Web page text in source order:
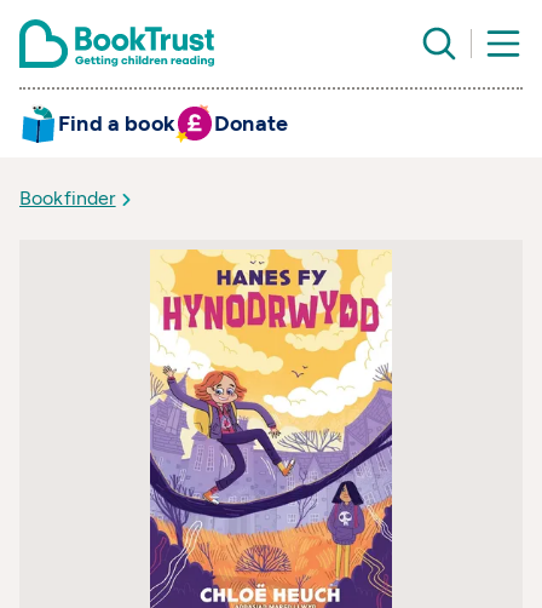
Find a book Donate
Bookfinder